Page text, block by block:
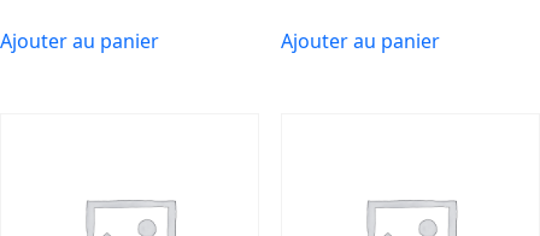
Ajouter au panier Ajouter au panier